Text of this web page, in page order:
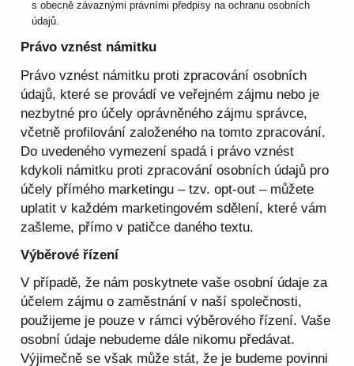
s obecně závaznými právními předpisy na ochranu osobních
údajů.
Právo vznést námitku
Právo vznést námitku proti zpracování osobních
údajů, které se provádí ve veřejném zájmu nebo je
nezbytné pro účely oprávněného zájmu správce,
včetně profilování založeného na tomto zpracování.
Do uvedeného vymezení spadá i právo vznést
kdykoli námitku proti zpracování osobních údajů pro
účely přímého marketingu – tzv. opt-out – můžete
uplatit v každém marketingovém sdělení, které vám
zašleme, přímo v patičce daného textu.
Výběrové řízení
V případě, že nám poskytnete vaše osobní údaje za
účelem zájmu o zaměstnání v naší společnosti,
použijeme je pouze v rámci výběrového řízení. Vaše
osobní údaje nebudeme dále nikomu předávat.
Výjimečně se však může stát, že je budeme povinni